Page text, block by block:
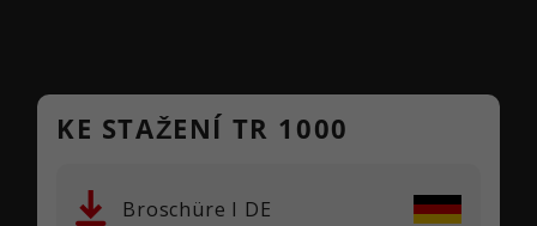
KE STAŽENÍ TR 1000
Broschüre I DE